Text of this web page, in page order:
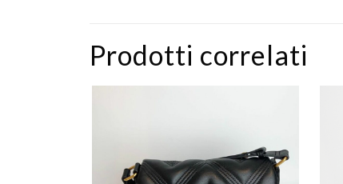
Prodotti correlati